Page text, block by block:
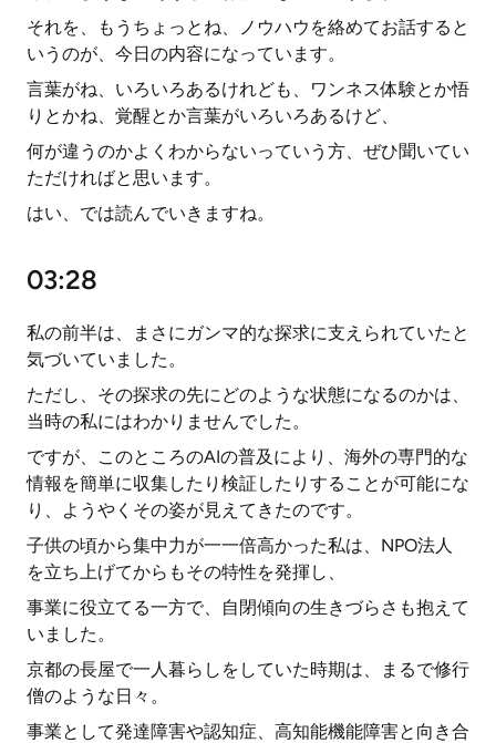
それを、もうちょっとね、ノウハウを絡めてお話すると
いうのが、今日の内容になっています。
言葉がね、いろいろあるけれども、ワンネス体験とか悟
りとかね、覚醒とか言葉がいろいろあるけど、
何が違うのかよくわからないっていう方、ぜひ聞いてい
ただければと思います。
はい、では読んでいきますね。
03:28
私の前半は、まさにガンマ的な探求に支えられていたと
気づいていました。
ただし、その探求の先にどのような状態になるのかは、
当時の私にはわかりませんでした。
ですが、このところのAIの普及により、海外の専門的な
情報を簡単に収集したり検証したりすることが可能にな
り、ようやくその姿が見えてきたのです。
子供の頃から集中力が一一倍高かった私は、NPO法人
を立ち上げてからもその特性を発揮し、
事業に役立てる一方で、自閉傾向の生きづらさも抱えて
いました。
京都の長屋で一人暮らしをしていた時期は、まるで修行
僧のような日々。
事業として発達障害や認知症、高知能機能障害と向き合